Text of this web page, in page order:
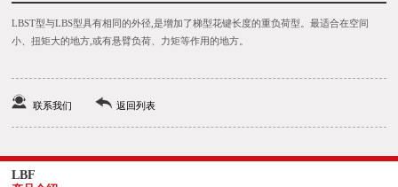
LBST型与LBS型具有相同的外径,是增加了梯型花键长度的重负荷型。最适合在空间
小、扭矩大的地方,或有悬臂负荷、力矩等作用的地方。
联系我们 返回列表
LBF